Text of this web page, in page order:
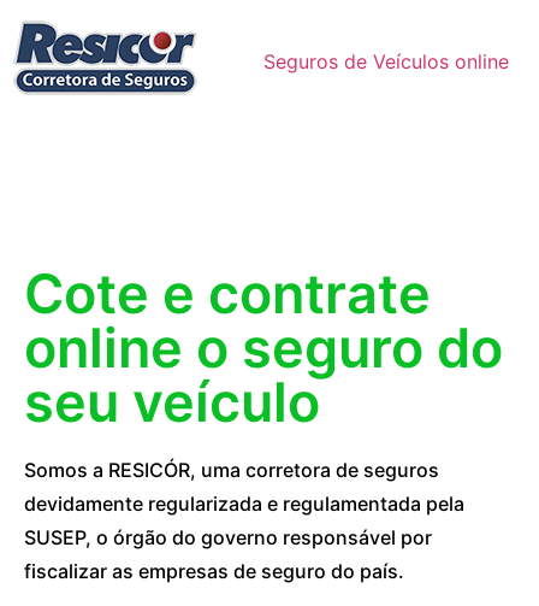
Seguros de Veículos online
Cote e contrate
online o seguro do
seu veículo
Somos a RESICÓR, uma corretora de seguros
devidamente regularizada e regulamentada pela
SUSEP, o órgão do governo responsável por
fiscalizar as empresas de seguro do país.